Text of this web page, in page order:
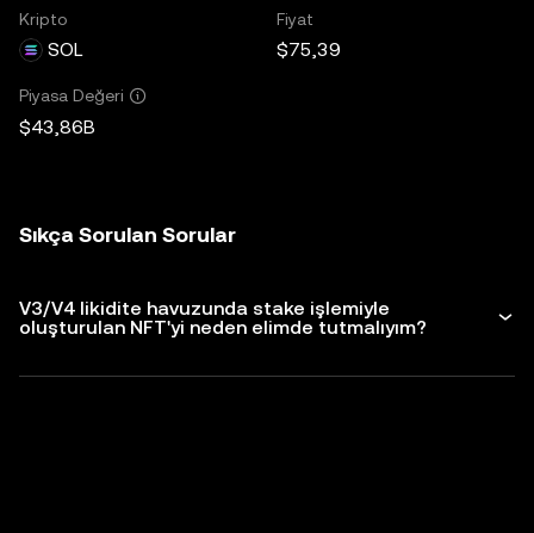
Kripto
SOL
Fiyat
$75,39
Piyasa Değeri
$43,86B
Sıkça Sorulan Sorular
V3/V4 likidite havuzunda stake işlemiyle
oluşturulan NFT'yi neden elimde tutmalıyım?